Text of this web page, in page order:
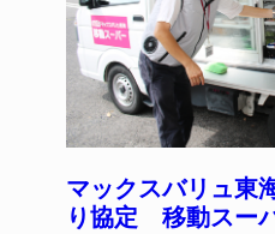
マックスバリュ東
り協定 移動スー